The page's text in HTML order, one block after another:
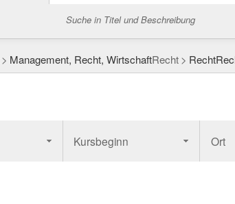
Suche in Titel und Beschreibung
Management, Recht, WirtschaftRecht
Kursbeginn Ort